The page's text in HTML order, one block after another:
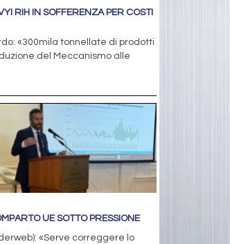
RIH IN SOFFERENZA PER COSTI
«300mila tonnellate di prodotti
del Meccanismo alle
UE SOTTO PRESSIONE
«Serve correggere lo